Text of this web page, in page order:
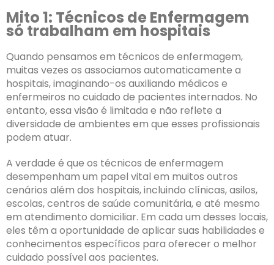
Mito 1: Técnicos de Enfermagem
só trabalham em hospitais
Quando pensamos em técnicos de enfermagem,
muitas vezes os associamos automaticamente a
hospitais, imaginando-os auxiliando médicos e
enfermeiros no cuidado de pacientes internados. No
entanto, essa visão é limitada e não reflete a
diversidade de ambientes em que esses profissionais
podem atuar.
A verdade é que os técnicos de enfermagem
desempenham um papel vital em muitos outros
cenários além dos hospitais, incluindo clínicas, asilos,
escolas, centros de saúde comunitária, e até mesmo
em atendimento domiciliar. Em cada um desses locais,
eles têm a oportunidade de aplicar suas habilidades e
conhecimentos específicos para oferecer o melhor
cuidado possível aos pacientes.